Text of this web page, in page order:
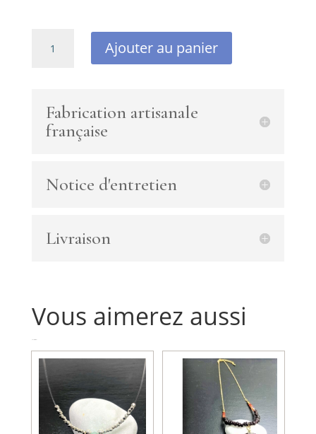
main
bague
perle
perles
Ajouter au panier
Fabrication artisanale
française
Notice d'entretien
Livraison
Vous aimerez aussi